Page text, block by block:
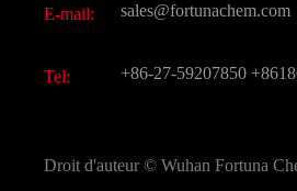
CAS chimiques
E-mail: sales@fortunachem.com
Tel: +86-27-59207850
Droit d'auteur © Wuhan Fortuna